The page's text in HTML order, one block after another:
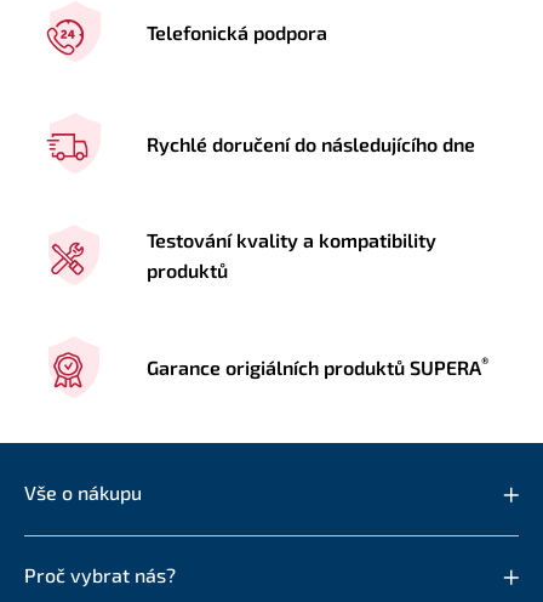
Telefonická podpora
Rychlé doručení do následujícího dne
Testování kvality a kompatibility
produktů
Garance origiálních produktů SUPERA®
Vše o nákupu
Proč vybrat nás?